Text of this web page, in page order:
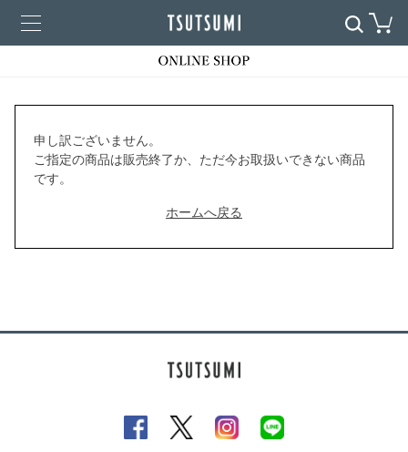
申し訳ございません。
ご指定の商品は販売終了か、ただ今お取扱いできない商品
です。
ホームへ戻る